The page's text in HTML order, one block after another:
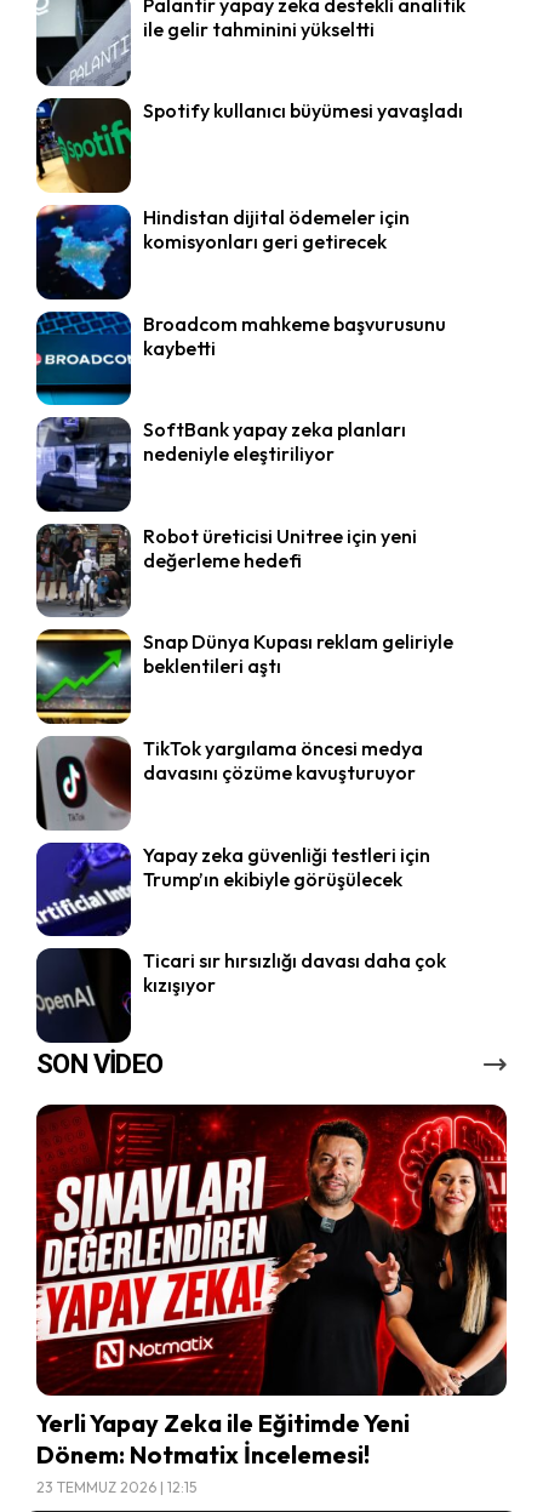
ile gelir tahminini yükseltti
Spotify kullanıcı büyümesi yavaşladı
Hindistan dijital ödemeler için
komisyonları geri getirecek
Broadcom mahkeme başvurusunu
kaybetti
SoftBank yapay zeka planları
nedeniyle eleştiriliyor
Robot üreticisi Unitree için yeni
değerleme hedefi
Snap Dünya Kupası reklam geliriyle
beklentileri aştı
TikTok yargılama öncesi medya
davasını çözüme kavuşturuyor
Yapay zeka güvenliği testleri için
Trump’ın ekibiyle görüşülecek
Ticari sır hırsızlığı davası daha çok
kızışıyor
SON VİDEO
Yerli Yapay Zeka ile Eğitimde Yeni
Dönem: Notmatix İncelemesi!
23 TEMMUZ 2026 | 12:15